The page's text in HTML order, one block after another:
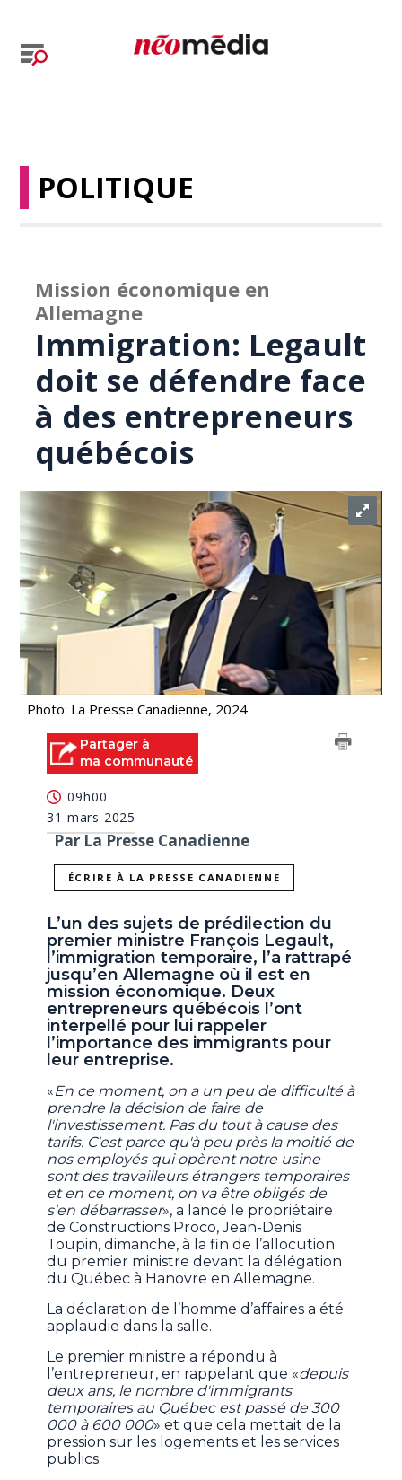
POLITIQUE
Mission économique en
Allemagne
Immigration: Legault
doit se défendre face
à des entrepreneurs
québécois
Photo: La Presse Canadienne, 2024
Partager à
ma communauté
09h00
31 mars 2025
Par La Presse Canadienne
ÉCRIRE À LA PRESSE CANADIENNE
L’un des sujets de prédilection du
premier ministre François Legault,
l’immigration temporaire, l’a rattrapé
jusqu’en Allemagne où il est en
mission économique. Deux
entrepreneurs québécois l’ont
interpellé pour lui rappeler
l’importance des immigrants pour
leur entreprise.
«En ce moment, on a un peu de difficulté à
prendre la décision de faire de
l'investissement. Pas du tout à cause des
tarifs. C'est parce qu'à peu près la moitié de
nos employés qui opèrent notre usine
sont des travailleurs étrangers temporaires
et en ce moment, on va être obligés de
s'en débarrasser», a lancé le propriétaire
de Constructions Proco, Jean-Denis
Toupin, dimanche, à la fin de l’allocution
du premier ministre devant la délégation
du Québec à Hanovre en Allemagne.
La déclaration de l’homme d’affaires a été
applaudie dans la salle.
Le premier ministre a répondu à
l’entrepreneur, en rappelant que «depuis
deux ans, le nombre d'immigrants
temporaires au Québec est passé de 300
000 à 600 000» et que cela mettait de la
pression sur les logements et les services
publics.